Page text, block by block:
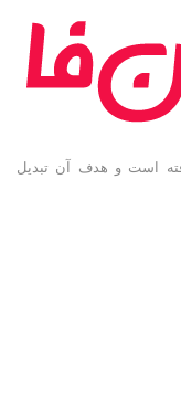
و هدف آن تبدیل